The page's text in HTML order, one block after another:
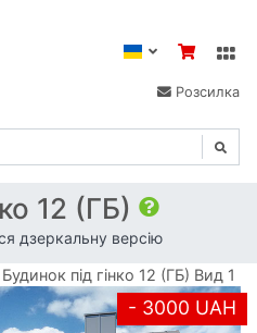
Розсилка
12 (ГБ)
дзеркальну версію
під гінко 12 (ГБ) Вид 1
- 3000 UAH